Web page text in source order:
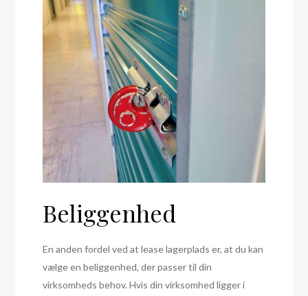
Beliggenhed
En anden fordel ved at lease lagerplads er, at du kan
vælge en beliggenhed, der passer til din
virksomheds behov. Hvis din virksomhed ligger i